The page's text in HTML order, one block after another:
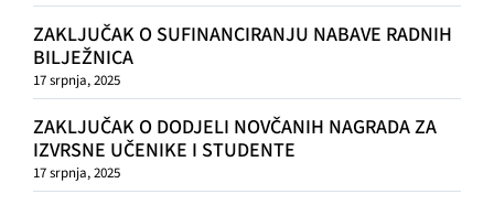
ZAKLJUČAK O SUFINANCIRANJU NABAVE RADNIH
BILJEŽNICA
17 srpnja, 2025
ZAKLJUČAK O DODJELI NOVČANIH NAGRADA ZA
IZVRSNE UČENIKE I STUDENTE
17 srpnja, 2025